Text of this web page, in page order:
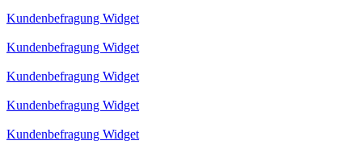
Kundenbefragung Widget
Kundenbefragung Widget
Kundenbefragung Widget
Kundenbefragung Widget
Kundenbefragung Widget